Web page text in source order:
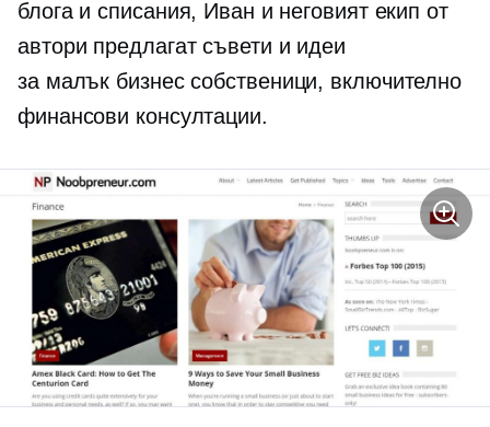
блога и списания, Иван и неговият екип от
автори предлагат съвети и идеи
за малък бизнессобственици, включително
финансови консултации.